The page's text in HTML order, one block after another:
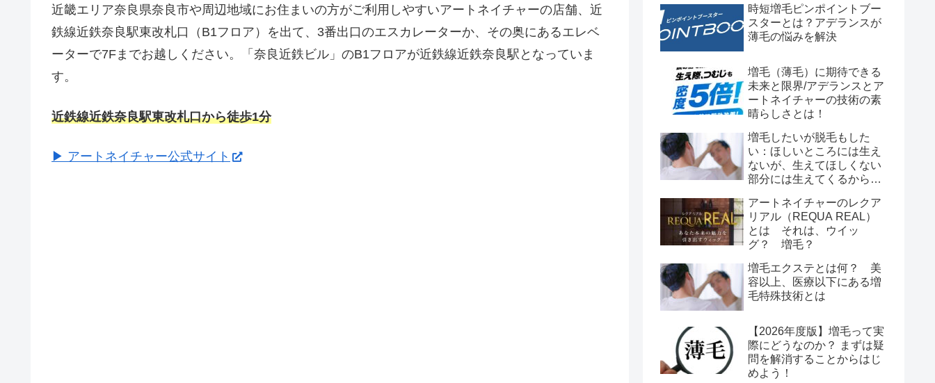
近畿エリア奈良県奈良市や周辺地域にお住まいの方がご利用しやすいアートネイチャーの店舗、近
鉄線近鉄奈良駅東改札口（B1フロア）を出て、3番出口のエスカレーターか、その奥にあるエレベ
ーターで7Fまでお越しください。「奈良近鉄ビル」のB1フロアが近鉄線近鉄奈良駅となっていま
す。
近鉄線近鉄奈良駅東改札口から徒歩1分
▶ アートネイチャー公式サイト
時短増毛ピンポイントブー
スターとは？アデランスが
薄毛の悩みを解決
増毛（薄毛）に期待できる
未来と限界/アデランスとア
ートネイチャーの技術の素
晴らしさとは！
増毛したいが脱毛もした
い：ほしいところには生え
ないが、生えてほしくない
部分には生えてくるから脱
アートネイチャーのレクア
リアル（REQUA REAL）
とは それは、ウイッ
グ？ 増毛？
増毛エクステとは何？ 美
容以上、医療以下にある増
毛特殊技術とは
【2026年度版】増毛って実
際にどうなのか？ まずは疑
問を解消することからはじ
めよう！